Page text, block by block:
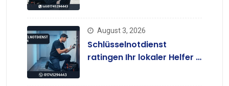
August 3, 2026
Schlüsselnotdienst
ratingen Ihr lokaler Helfer –